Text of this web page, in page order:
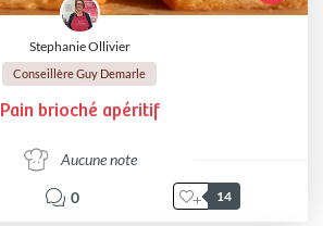
Stephanie Ollivier
Conseillère Guy Demarle
Pain brioché apéritif
Aucune note
0 14